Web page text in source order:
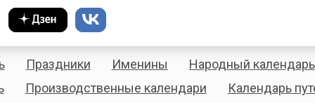
Праздники Именины
Народный календарь
Производственные календари Календарь